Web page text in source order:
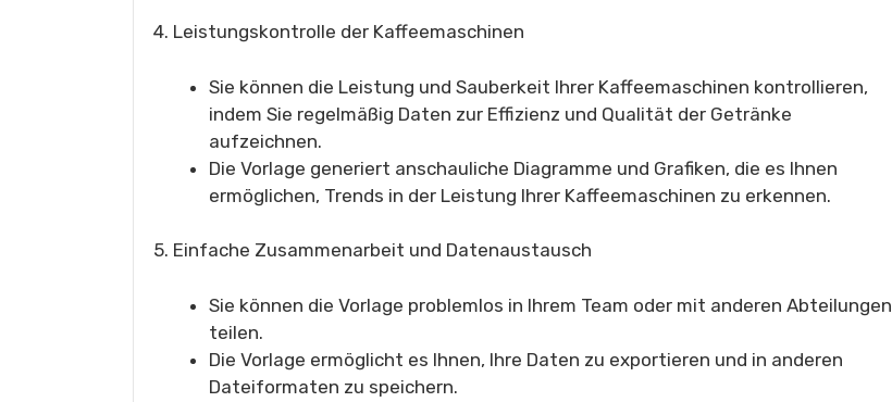
4. Leistungskontrolle der Kaffeemaschinen
Sie können die Leistung und Sauberkeit Ihrer Kaffeemaschinen kontrollieren,
indem Sie regelmäßig Daten zur Effizienz und Qualität der Getränke
aufzeichnen.
Die Vorlage generiert anschauliche Diagramme und Grafiken, die es Ihnen
ermöglichen, Trends in der Leistung Ihrer Kaffeemaschinen zu erkennen.
5. Einfache Zusammenarbeit und Datenaustausch
Sie können die Vorlage problemlos in Ihrem Team oder mit anderen Abteilungen
teilen.
Die Vorlage ermöglicht es Ihnen, Ihre Daten zu exportieren und in anderen
Dateiformaten zu speichern.